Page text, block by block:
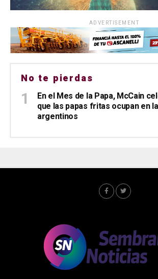
ADVERTISEMENT
No te pierdas
En el Mes de la Papa, McCain
que las papas fritas ocupan en
argentinos